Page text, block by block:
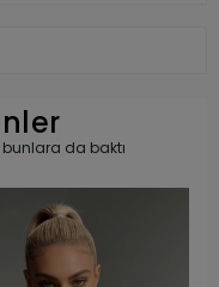
bunlara da baktı